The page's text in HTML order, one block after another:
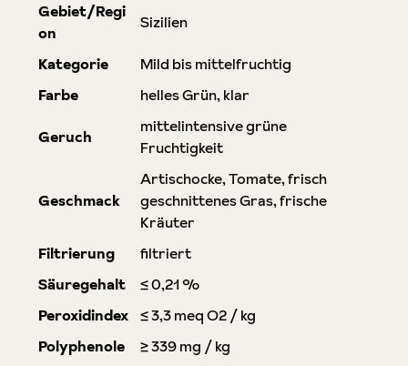
Gebiet/Regi
on
Sizilien
Kategorie
Mild bis mittelfruchtig
Farbe
helles Grün, klar
Geruch
mittelintensive grüne
Fruchtigkeit
Geschmack
Artischocke, Tomate, frisch
geschnittenes Gras, frische
Kräuter
Filtrierung
filtriert
Säuregehalt
≤ 0,21 %
Peroxidindex
≤ 3,3 meq O2 / kg
Polyphenole
≥ 339 mg / kg